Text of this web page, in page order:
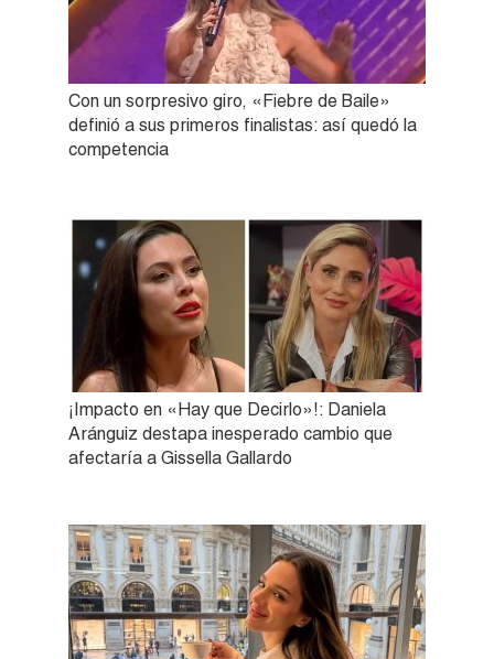
Con un sorpresivo giro, «Fiebre de Baile»
definió a sus primeros finalistas: así quedó la
competencia
¡Impacto en «Hay que Decirlo»!: Daniela
Aránguiz destapa inesperado cambio que
afectaría a Gissella Gallardo